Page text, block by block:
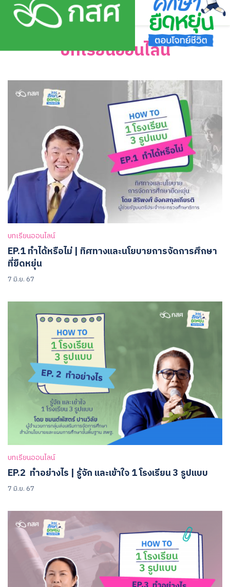
Skip
บทเรียนออนไลน์
บทเรียนออนไลน์
EP.1 ทำได้หรือไม่ | ทิศทางและนโยบายการจัดการศึกษา
ที่ยืดหยุ่น
7 มิ.ย. 67
บทเรียนออนไลน์
EP.2 ทำอย่างไร | รู้จัก และเข้าใจ 1 โรงเรียน 3 รูปแบบ
7 มิ.ย. 67